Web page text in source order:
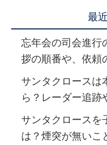
最
忘年会の司会進行
拶の順番や、依頼
サンタクロースは
ら？レーダー追跡
サンタクロースを
は？煙突が無いこ